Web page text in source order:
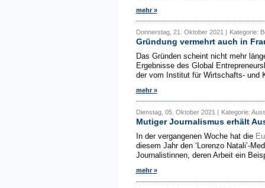
mehr »
Donnerstag, 21. Oktober 2021 | Kategorie:
Gründung vermehrt auch in
Das Gründen scheint nicht mehr
Ergebnisse des Global
der vom Institut für Wirtschafts- und
mehr »
Dienstag, 05. Oktober 2021 | Kategorie:
Mutiger Journalismus erhält
In der vergangenen Woche hat die
diesem Jahr den ‘Lorenzo Natali’-
Journalistinnen, deren Arbeit ein
mehr »